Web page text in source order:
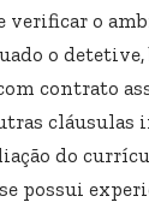
verificar o
o detetive,
contrato
cláusulas
do
possui